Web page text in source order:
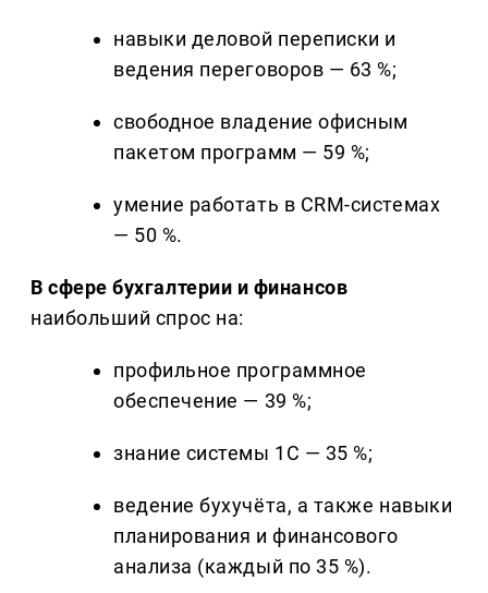
навыки деловой переписки и
ведения переговоров — 63 %;
свободное владение офисным
пакетом программ — 59 %;
умение работать в CRM-системах
— 50 %.
В сфере бухгалтерии и финансов
наибольший спрос на:
профильное программное
обеспечение — 39 %;
знание системы 1С — 35 %;
ведение бухучёта, а также навыки
планирования и финансового
анализа (каждый по 35 %).